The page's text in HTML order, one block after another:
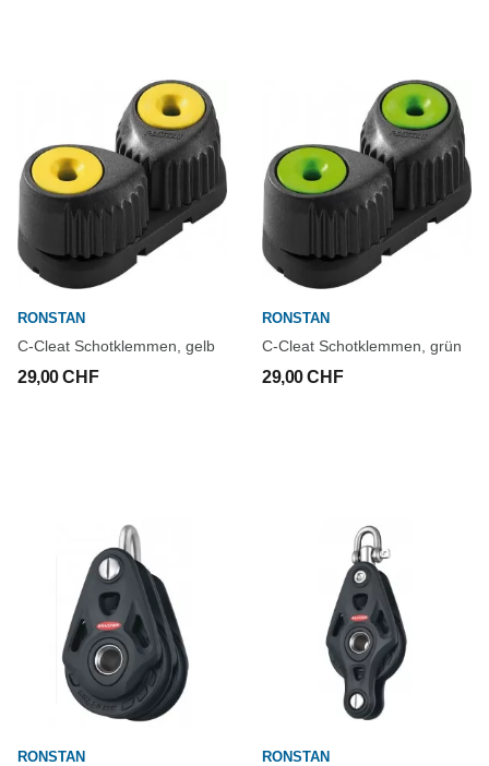
RONSTAN
C-Cleat Schotklemmen, gelb
29,00 CHF
RONSTAN
C-Cleat Schotklemmen, grün
29,00 CHF
RONSTAN RONSTAN